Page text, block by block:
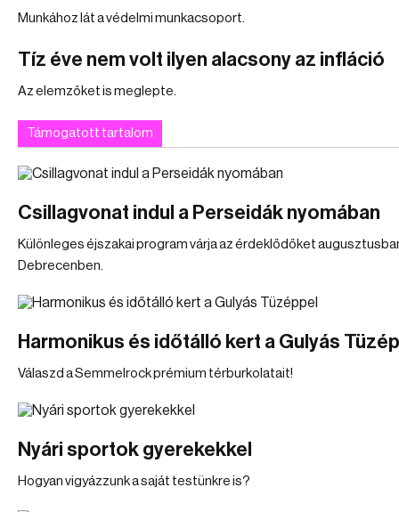
Munkához lát a védelmi munkacsoport.
Tíz éve nem volt ilyen alacsony az infláció
Az elemzőket is meglepte.
Támogatott tartalom
Csillagvonat indul a Perseidák nyomában
Különleges éjszakai program várja az érdeklődőket
Debrecenben.
Harmonikus és időtálló kert a Gulyás
Válaszd a Semmelrock prémium térburkolatait!
Nyári sportok gyerekekkel
Hogyan vigyázzunk a saját testünkre is?